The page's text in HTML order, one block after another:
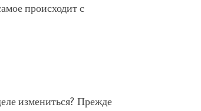
происходит с
измениться? Прежде